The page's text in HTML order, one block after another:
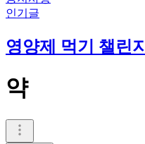
인기글
영양제 먹기 챌린지
약